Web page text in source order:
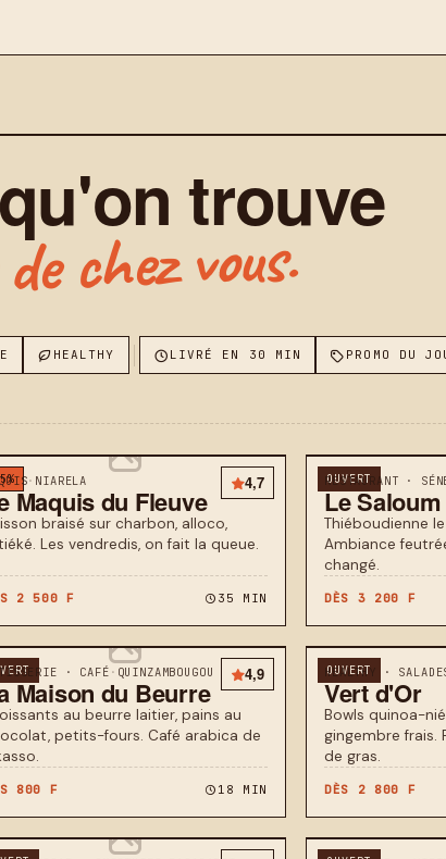
trouve
chez vous.
HEALTHY LIVRÉ EN 30 MIN PROMO DU
4,7
· NIARELA
Maquis du Fleuve
braisé sur charbon, alloco,
Les vendredis, on fait la queue.
2 500 F 35 MIN
OUVERT
RESTAURANT ·
Le Saloum
Thiéboudienne
Ambiance
changé.
DÈS 3 200 F
4,9
· CAFÉ · QUINZAMBOUGOU
Maison du Beurre
au beurre laitier, pains au
petits-fours. Café arabica de
800 F 18 MIN
OUVERT
HEALTHY ·
Vert d'Or
Bowls quinoa-
gingembre frais.
de gras.
DÈS 2 800 F